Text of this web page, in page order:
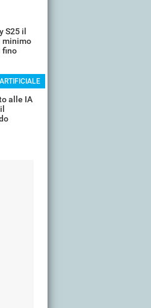
S25 il
minimo
fino
alle IA